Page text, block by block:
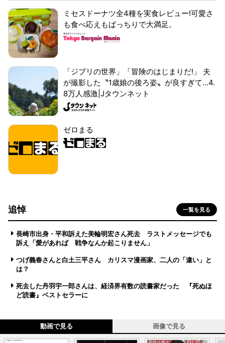
ミセスドーナツ全4種を実食レビュー!可愛さ
も食べ応えもばっちりで大満足。
「ジブリの世界」「冒険のはじまりだ!」 夫
が撮影した〝1歳娘の後ろ姿〟が良すぎて...4.
8万人感激|Jタウンネット
ゼロまる
追悼 一覧を見る
長崎市出身・平和訴えた美輪明宏さん死去 ラストメッセージでも
訴え「愛があれば 戦争なんか起こりません」
つげ義春さんと白土三平さん カリスマ漫画家、二人の「違い」と
は？
死去した丹羽宇一郎さんは、経済界有数の読書家だった 『死ぬほ
ど読書』ベストセラーに
動画で見る 画像で見る